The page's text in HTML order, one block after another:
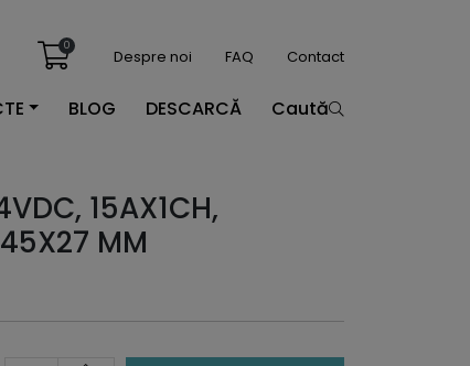
0
Despre noi FAQ Contact
BLOG DESCARCĂ Caută
15AX1CH,
MM